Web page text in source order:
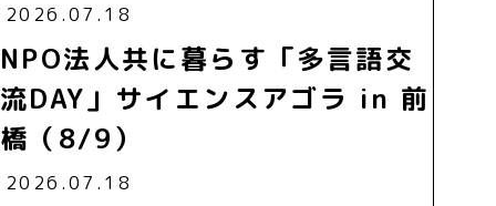
2026.07.18
NPO法人共に暮らす「多言語交
流DAY」サイエンスアゴラ in 前
橋（8/9）
2026.07.18